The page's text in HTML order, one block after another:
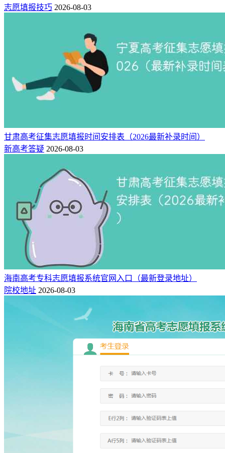
志愿填报技巧 2026-08-03
甘肃高考征集志愿填报时间安排表（2026最新补录时间）
新高考答疑 2026-08-03
海南高考专科志愿填报系统官网入口（最新登录地址）
院校地址 2026-08-03